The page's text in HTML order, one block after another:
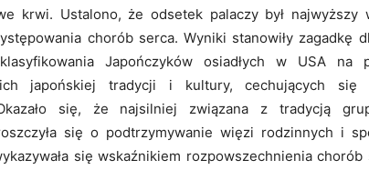
krwi. Ustalono, że odsetek palaczy był najwyższy
chorób serca. Wyniki stanowiły zagadkę
Japończyków osiadłych w USA na
japońskiej tradycji i kultury, cechujących się
się, że najsilniej związana z tradycją
się o podtrzymywanie więzi rodzinnych i
się wskaźnikiem rozpowszechnienia